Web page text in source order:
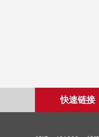
快速链接